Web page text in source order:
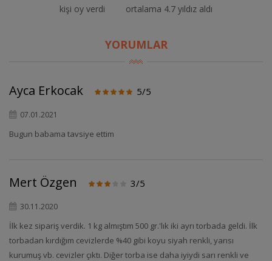
kişi oy verdi ortalama 4.7 yıldız aldı
YORUMLAR
Ayca Erkocak 5/5
07.01.2021
Bugun babama tavsiye ettim
Mert Özgen 3/5
30.11.2020
İlk kez sipariş verdik. 1 kg almıştım 500 gr.'lık iki ayrı torbada geldi. İlk
torbadan kırdığım cevizlerde %40 gibi koyu siyah renkli, yarısı
kurumuş vb. cevizler çıktı. Diğer torba ise daha iyiydi sarı renkli ve